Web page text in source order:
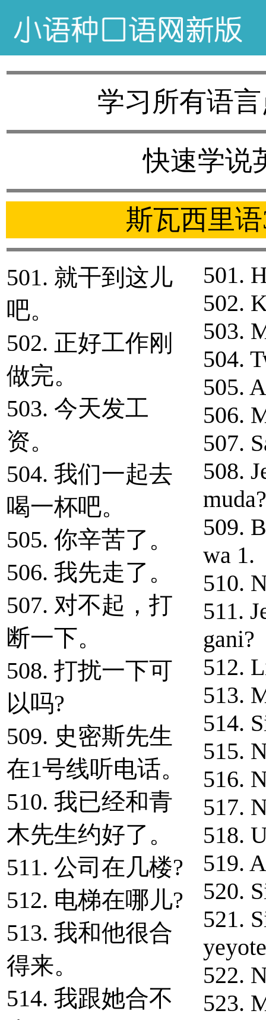
学习所有语
快速学说
斯瓦西里
501. 就干到这儿
吧。
502. 正好工作刚
做完。
503. 今天发工
资。
504. 我们一起去
喝一杯吧。
505. 你辛苦了。
506. 我先走了。
507. 对不起，打
断一下。
508. 打扰一下可
以吗?
509. 史密斯先生
在1号线听电话。
510. 我已经和青
木先生约好了。
511. 公司在几楼?
512. 电梯在哪儿?
513. 我和他很合
得来。
514. 我跟她合不
501.
502.
503.
504.
505.
506.
507.
508.
muda?
509.
wa 1.
510.
511.
gani?
512.
513.
514.
515.
516.
517.
518.
519.
520.
521.
522.
523.